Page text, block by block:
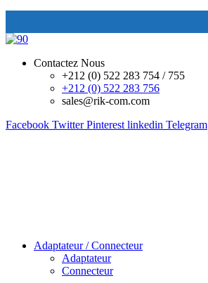
Contactez Nous
+212 (0) 522 283 754 / 755
+212 (0) 522 283 756
sales@rik-com.com
Facebook Twitter Pinterest linkedin Telegram
Adaptateur / Connecteur
Adaptateur
Connecteur